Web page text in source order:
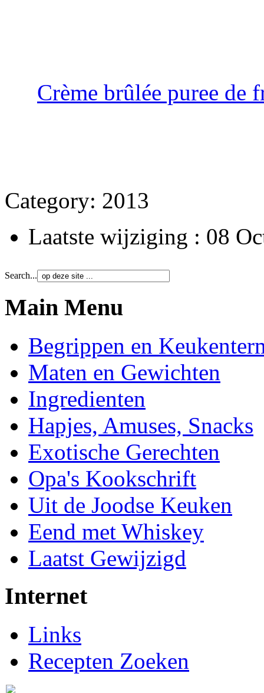
Crème brûlée puree de
Category: 2013
Laatste wijziging : 08
Search...
Main Menu
Begrippen en
Maten en Gewichten
Ingredienten
Hapjes, Amuses, Snacks
Exotische Gerechten
Opa's Kookschrift
Uit de Joodse Keuken
Eend met Whiskey
Laatst Gewijzigd
Internet
Links
Recepten Zoeken